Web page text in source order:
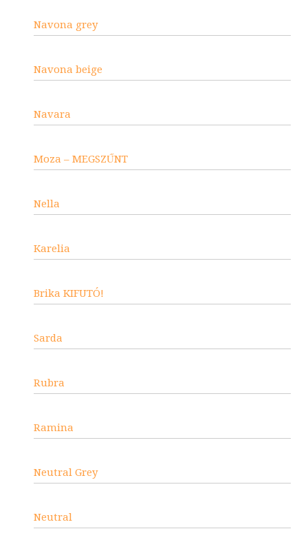
Navona grey
Navona beige
Navara
Moza – MEGSZŰNT
Nella
Karelia
Brika KIFUTÓ!
Sarda
Rubra
Ramina
Neutral Grey
Neutral